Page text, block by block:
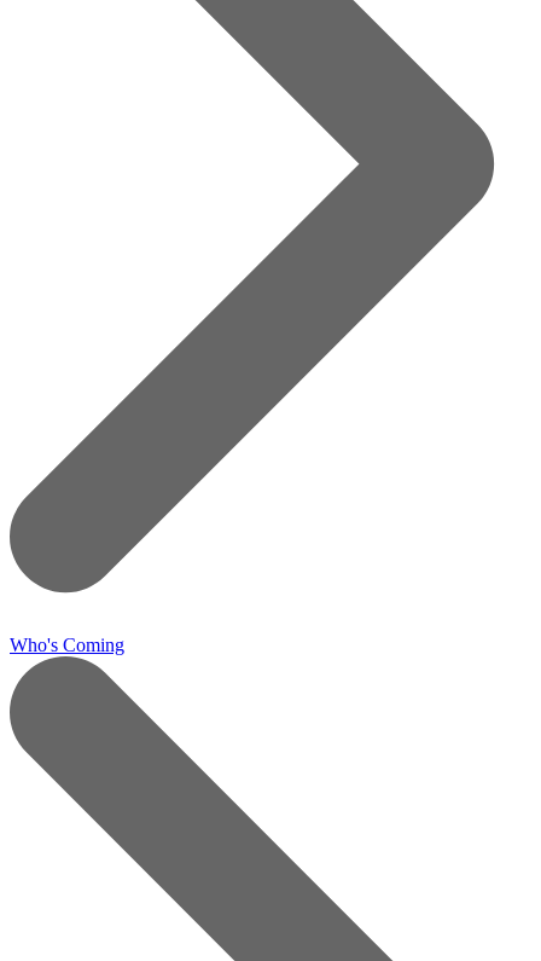
Who's Coming